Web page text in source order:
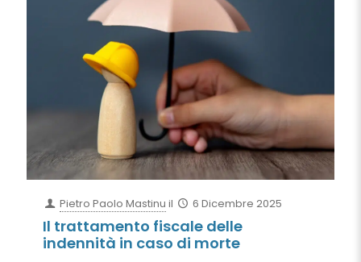
Pietro Paolo Mastinu il 6 Dicembre 2025
Il trattamento fiscale delle
indennità in caso di morte